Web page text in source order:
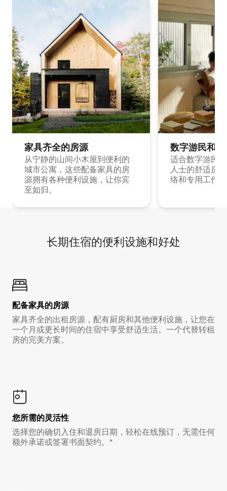
家具齐全的房源
从宁静的山间小木屋到便利的
城市公寓，这些配备家具的房
源拥有各种便利设施，让你宾
至如归。
数字游民和
适合数字游民
人士的舒适房
络和专用工作
长期住宿的便利设施和好处
配备家具的房源
家具齐全的出租房源，配有厨房和其他便利设施，让您在
一个月或更长时间的住宿中享受舒适生活。一个代替转租
房的完美方案。
您所需的灵活性
选择您的确切入住和退房日期，轻松在线预订，无需任何
额外承诺或签署书面契约。*